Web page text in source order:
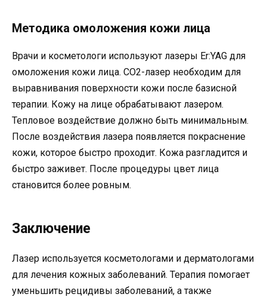
Методика омоложения кожи лица
Врачи и косметологи используют лазеры Er:YAG для
омоложения кожи лица. СО2-лазер необходим для
выравнивания поверхности кожи после базисной
терапии. Кожу на лице обрабатывают лазером.
Тепловое воздействие должно быть минимальным.
После воздействия лазера появляется покраснение
кожи, которое быстро проходит. Кожа разгладится и
быстро заживет. После процедуры цвет лица
становится более ровным.
Заключение
Лазер используется косметологами и дерматологами
для лечения кожных заболеваний. Терапия помогает
уменьшить рецидивы заболеваний, а также